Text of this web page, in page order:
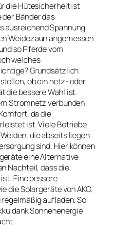
die Hütesicherheit ist
Bänder das
ausreichend Spannung
Weidezaun angemessen
so Pferde vom
welches
Grundsätzlich
ob ein netz- oder
die bessere Wahl ist.
Stromnetz verbunden
da die
ist. Viele Betriebe
die abseits liegen
sind. Hier können
eine Alternative
Nachteil, dass die
Eine bessere
die Solargeräte von AKO,
aufladen. So
dank Sonnenenergie